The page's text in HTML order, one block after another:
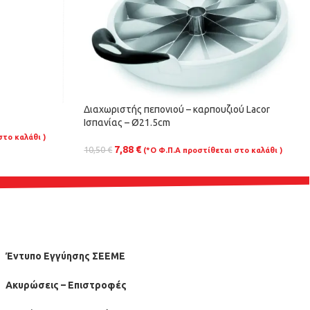
καλάθι )
Διαχωριστής πεπονιού – καρπουζιού Lacor
Ισπανίας – Ø21.5cm
10,50€ 7,88 € (*Ο Φ.Π.Α προστίθεται στο καλάθι )
Έντυπο Εγγύησης ΣΕΕΜΕ
Ακυρώσεις – Επιστροφές